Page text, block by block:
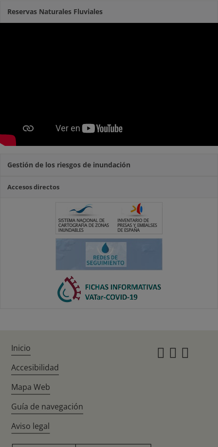
Reservas Naturales Fluviales
Gestión de los riesgos de inundación
Accesos directos
Inicio
Accesibilidad
Mapa Web
Guía de navegación
Aviso legal